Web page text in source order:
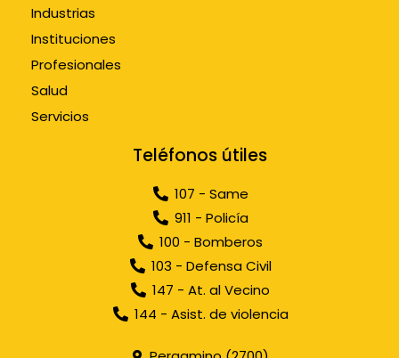
Industrias
Instituciones
Profesionales
Salud
Servicios
Teléfonos útiles
107 - Same
911 - Policía
100 - Bomberos
103 - Defensa Civil
147 - At. al Vecino
144 - Asist. de violencia